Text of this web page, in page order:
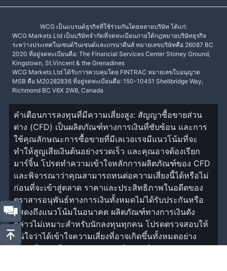
WCG เป็นแบรนด์ธุรกิจที่ใช้ร่วมกันโดยหลายบริษัท ได้แก่:
WCG Markets Ltd เป็นบริษัทจำกัดที่จดทะเบียนภายใต้กฎหมายบริษัทธุรกิจ
ระหว่างประเทศในเซนต์วินเซนต์และเกรนาดีนส์ หมายเลขบริษัทคือ 26087 BC
2020 ที่อยู่จดทะเบียนคือ: The Financial Services Center Stoney Ground,
Kingstown, St.Vincent & the Grenadines
WCG Markets Ltd ได้รับการควบคุมโดย FINTRAC หมายเลขใบอนุญาต
MSB คือ M20282836 ที่อยู่จดทะเบียนคือ: 150-10451 Shellbridge Way,
Richmond BC V6X 2W8, Canada
คำเตือนการลงทุนที่มีความเสี่ยงสูง: สัญญาซื้อขายส่วน
ต่าง (CFD) เป็นผลิตภัณฑ์ทางการเงินที่ซับซ้อน และการ
ใช้คุณลักษณะการซื้อขายที่มีเลเวอเรจมีแนวโน้มที่จะ
ทำให้สูญเสียเงินต้นอย่างรวดเร็ว และคุณอาจต้องเรียก
มาร์จิ้น โปรดทำความเข้าใจหลักการผลิตภัณฑ์ของ CFD
และพิจารณาว่าคุณสามารถทนต่อความเสี่ยงนี้ได้หรือไม่
ก่อนที่จะเข้าสู่ตลาด ราคาและประสิทธิภาพในอดีตของ
ตราสารอนุพันธ์ทางการเงินทั้งหมดไม่ได้รับประกันหรือ
แสดงถึงแนวโน้มในอนาคต ผลิตภัณฑ์ทางการเงินดัง
กล่าวไม่เหมาะสำหรับนักลงทุนทุกคน โปรดตรวจสอบให้
แน่ใจว่าได้เข้าใจความเสี่ยงที่อาจเกิดขึ้นทั้งหมดอย่าง
ถ่องแท้ก่อนเข้าสู่ตลาด และขอคำแนะนำจากหน่วยงาน